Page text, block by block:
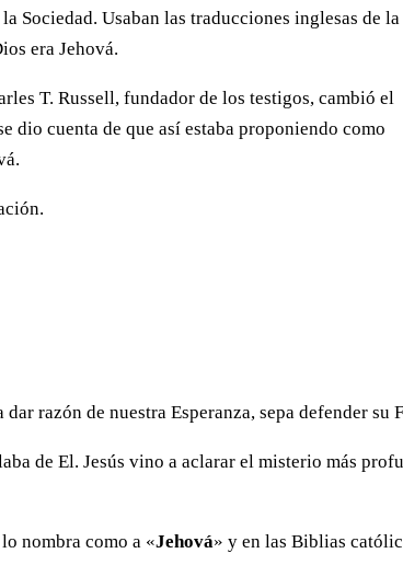
Sociedad. Usaban las traducciones inglesas de la
era Jehová.
T. Russell, fundador de los testigos, cambió el
dio cuenta de que así estaba proponiendo como
razón de nuestra Esperanza, sepa defender su
de El. Jesús vino a aclarar el misterio más
nombra como a «Jehová» y en las Biblias